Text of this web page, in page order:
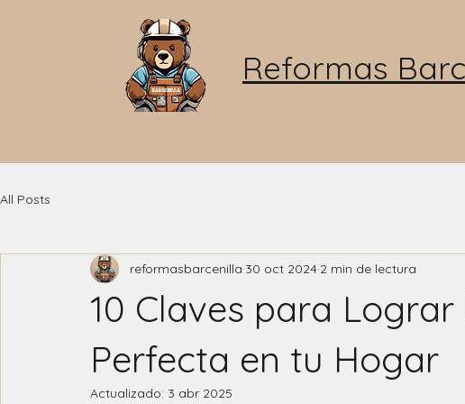
Reformas
All Posts
10 Claves para
Perfecta en tu Hogar
reformasbarcenilla 30 oct 2024 2 min de lectura
Actualizado: 3 abr 2025